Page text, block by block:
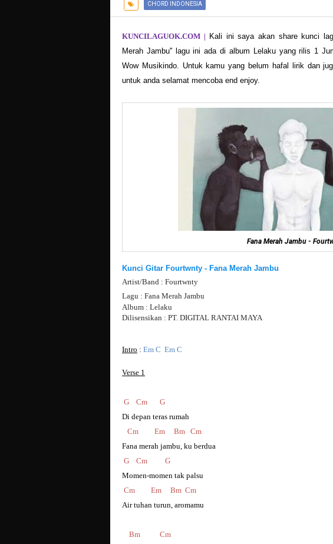
CHORD INDONESIA
KUNCILAGUOK.COM | Kali ini saya akan share kunci
Merah Jambu'' lagu ini ada di album Lelaku yang rilis 1
Wow Musikindo. Untuk kamu yang belum hafal lirik dan
untuk anda selamat mencoba end enjoy.
Fana Merah Jambu -
Kunci Gitar Fourtwnty - Fana Merah Jambu
Artist/Band : Fourtwnty
Lagu : Fana Merah Jambu
Album : Lelaku
Dilisensikan : PT. DIGITAL RANTAI MAYA
Intro : Em C Em C
Verse 1
G Cm G
Di depan teras rumah
Cm Em Bm Cm
Fana merah jambu, ku berdua
G Cm G
Momen-momen tak palsu
Cm Em Bm Cm
Air tuhan turun, aromamu
Bm Cm